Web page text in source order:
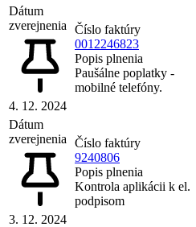
Dátum
zverejnenia
4. 12. 2024
Číslo faktúry
0012246823
Popis plnenia
Paušálne poplatky -
mobilné telefóny.
Dátum
zverejnenia
3. 12. 2024
Číslo faktúry
9240806
Popis plnenia
Kontrola aplikácii k el.
podpisom